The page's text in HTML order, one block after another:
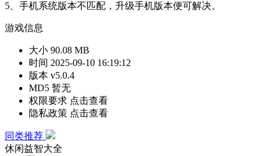
5、手机系统版本不匹配，升级手机版本便可解决。
游戏信息
大小 90.08 MB
时间 2025-09-10 16:19:12
版本 v5.0.4
MD5 暂无
权限要求 点击查看
隐私政策 点击查看
同类推荐
休闲益智大全